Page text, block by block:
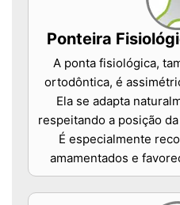
Ponteira
A ponta fisiológica,
ortodôntica, é
Ela se adapta
respeitando a posição
É especialmente
amamentados e